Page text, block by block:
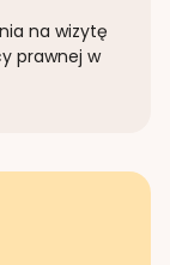
na wizytę
prawnej w